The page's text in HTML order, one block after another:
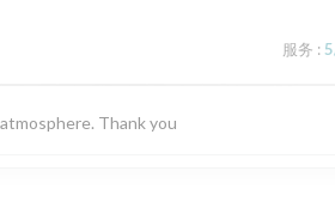
服务 : 5
Thank you